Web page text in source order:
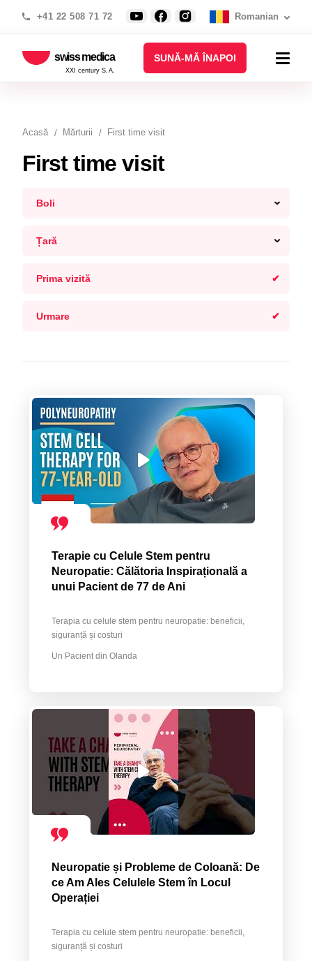
+41 22 508 71 72 Romanian
swiss medica
XXI century S.A.
SUNĂ-MĂ ÎNAPOI
Acasă Mărturii First time visit
First time visit
Boli
Țară
Prima vizită
Urmare
Terapie cu Celule Stem pentru
Neuropatie: Călătoria Inspirațională a
unui Pacient de 77 de Ani
Terapia cu celule stem pentru neuropatie: beneficii,
siguranță și costuri
Un Pacient din Olanda
Neuropatie și Probleme de Coloană: De
ce Am Ales Celulele Stem în Locul
Operației
Terapia cu celule stem pentru neuropatie: beneficii,
siguranță și costuri